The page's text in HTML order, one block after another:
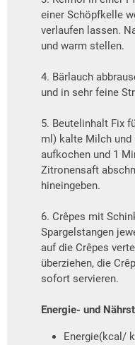
einer Schöpfkelle
verlaufen lassen.
und warm stellen.
4. Bärlauch
und in sehr feine
5. Beutelinhalt Fix
ml) kalte Milch und
aufkochen und 1
Zitronensaft
hineingeben.
6. Crêpes mit
Spargelstangen
auf die Crêpes
überziehen, die
sofort servieren.
Energie- und
Energie(kcal/